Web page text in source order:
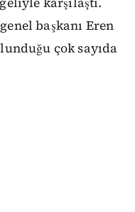
başkanı Eren
çok sayıda